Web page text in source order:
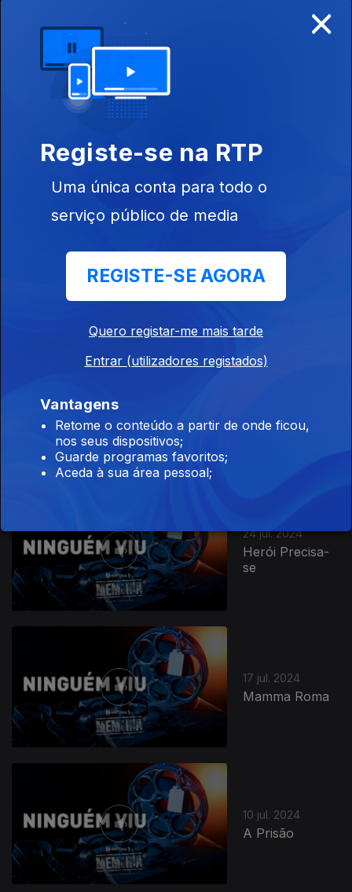
Olho Dourado
Do Outro Lado
da Ponte
07 ago. 2024
Catembe
Caso para
24 jul. 2024
Herói Precisa-
se
17 jul. 2024
Mamma Roma
10 jul. 2024
A Prisão
×
Registe-se na RTP
Uma única conta para todo o
serviço público de media
REGISTE-SE AGORA
Quero registar-me mais tarde
Entrar (utilizadores registados)
Vantagens
Retome o conteúdo a partir de onde ficou,
nos seus dispositivos;
Guarde programas favoritos;
Aceda à sua área pessoal;